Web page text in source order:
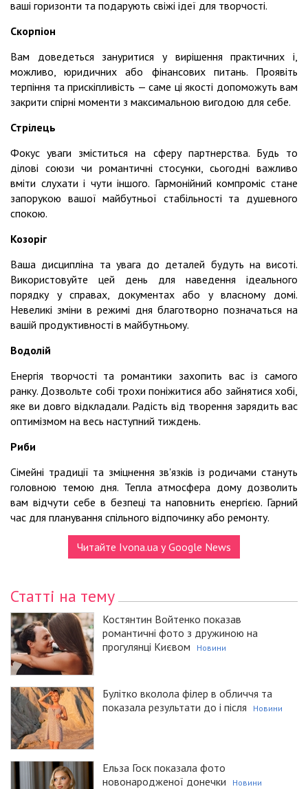
ваші горизонти та подарують свіжі ідеї для творчості.
Скорпіон
Вам доведеться зануритися у вирішення практичних і,
можливо, юридичних або фінансових питань. Проявіть
терпіння та прискіпливість — саме ці якості допоможуть вам
закрити спірні моменти з максимальною вигодою для себе.
Стрілець
Фокус уваги зміститься на сферу партнерства. Будь то
ділові союзи чи романтичні стосунки, сьогодні важливо
вміти слухати і чути іншого. Гармонійний компроміс стане
запорукою вашої майбутньої стабільності та душевного
спокою.
Козоріг
Ваша дисципліна та увага до деталей будуть на висоті.
Використовуйте цей день для наведення ідеального
порядку у справах, документах або у власному домі.
Невеликі зміни в режимі дня благотворно позначаться на
вашій продуктивності в майбутньому.
Водолій
Енергія творчості та романтики захопить вас із самого
ранку. Дозвольте собі трохи поніжитися або зайнятися хобі,
яке ви довго відкладали. Радість від творення зарядить вас
оптимізмом на весь наступний тиждень.
Риби
Сімейні традиції та зміцнення зв'язків із родичами стануть
головною темою дня. Тепла атмосфера дому дозволить
вам відчути себе в безпеці та наповнить енергією. Гарний
час для планування спільного відпочинку або ремонту.
Читайте Ivona.ua у Google News
Статті на тему
Костянтин Войтенко показав
романтичні фото з дружиною на
прогулянці Києвом
Новини
Булітко вколола філер в обличчя та
показала результати до і після
Новини
Ельза Госк показала фото
новонародженої донечки
Новини